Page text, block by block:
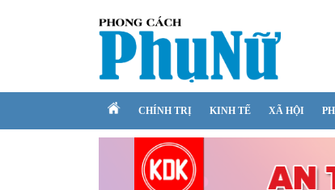
CHÍNH TRỊ KINH TẾ XÃ HỘI